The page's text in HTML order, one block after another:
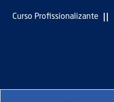
Curso Profissionalizante ||